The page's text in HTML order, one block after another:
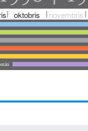
oktobris novembris